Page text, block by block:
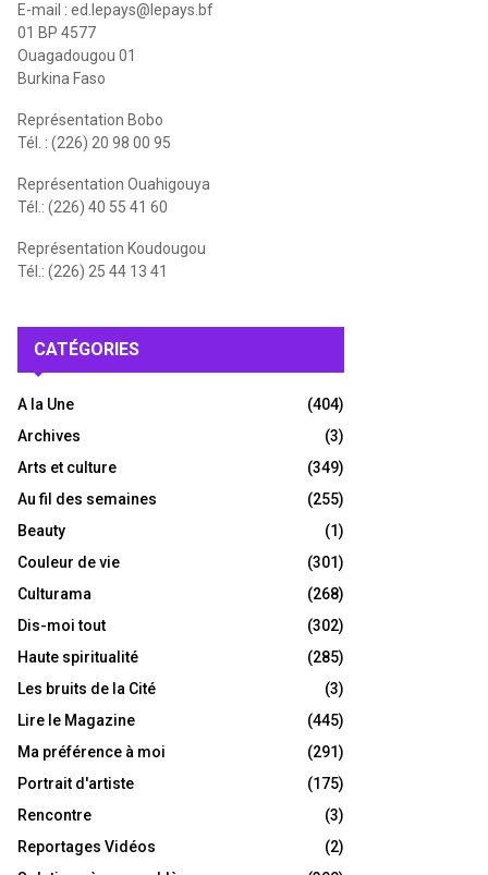
E-mail : ed.lepays@lepays.bf
01 BP 4577
Ouagadougou 01
Burkina Faso
Représentation Bobo
Tél. : (226) 20 98 00 95
Représentation Ouahigouya
Tél.: (226) 40 55 41 60
Représentation Koudougou
Tél.: (226) 25 44 13 41
CATÉGORIES
A la Une
(404)
Archives
(3)
Arts et culture
(349)
Au fil des semaines
(255)
Beauty
(1)
Couleur de vie
(301)
Culturama
(268)
Dis-moi tout
(302)
Haute spiritualité
(285)
Les bruits de la Cité
(3)
Lire le Magazine
(445)
Ma préférence à moi
(291)
Portrait d'artiste
(175)
Rencontre
(3)
Reportages Vidéos
(2)